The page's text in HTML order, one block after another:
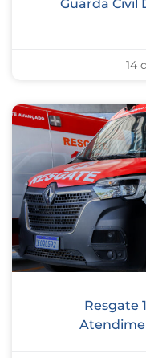
Guarda Civil
14
Resgate